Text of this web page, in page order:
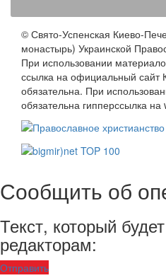
© Свято-Успенская Киево-
монастырь) Украинской
При использовании
ссылка на официальный сайт
обязательна. При
обязательна гипперссылка на
Сообщить об
Текст, который
редакторам:
Отправить